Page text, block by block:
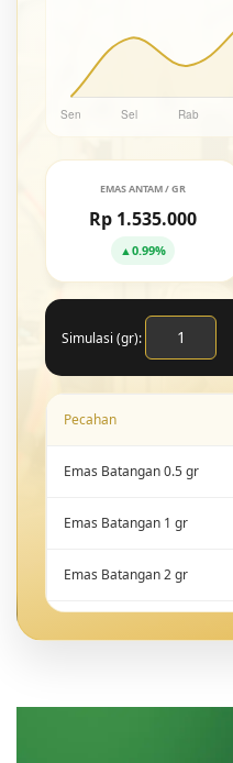
EMAS ANTAM / GR
Rp 1.535.000
▲ 0.99%
Simulasi (gr):
Pecahan
Emas Batangan 0.5 gr
Emas Batangan 1 gr
Emas Batangan 2 gr